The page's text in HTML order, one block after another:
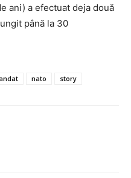
ani) a efectuat deja două
până la 30
nato story